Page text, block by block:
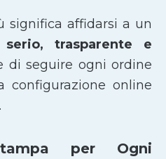
significa affidarsi a un
serio, trasparente e
di seguire ogni ordine
configurazione online
per Ogni